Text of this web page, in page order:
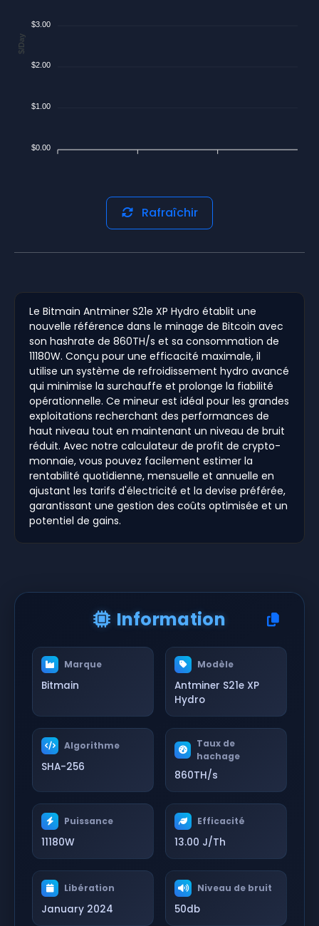
$3.00
$2.00
$1.00
$0.00
$/Day
Rafraîchir
Le Bitmain Antminer S21e XP Hydro établit une
nouvelle référence dans le minage de Bitcoin avec
son hashrate de 860TH/s et sa consommation de
11180W. Conçu pour une efficacité maximale, il
utilise un système de refroidissement hydro avancé
qui minimise la surchauffe et prolonge la fiabilité
opérationnelle. Ce mineur est idéal pour les grandes
exploitations recherchant des performances de
haut niveau tout en maintenant un niveau de bruit
réduit. Avec notre calculateur de profit de crypto-
monnaie, vous pouvez facilement estimer la
rentabilité quotidienne, mensuelle et annuelle en
ajustant les tarifs d'électricité et la devise préférée,
garantissant une gestion des coûts optimisée et un
potentiel de gains.
Information
Marque
Bitmain
Modèle
Antminer S21e XP
Hydro
Algorithme
SHA-256
Taux de
hachage
860TH/s
Puissance
11180W
Efficacité
13.00 J/Th
Libération
January 2024
Niveau de bruit
50db